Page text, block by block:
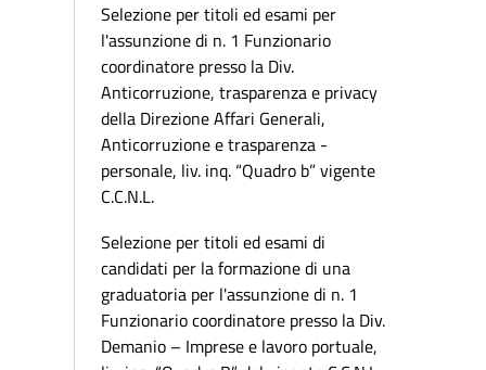
Selezione per titoli ed esami per
l'assunzione di n. 1 Funzionario
coordinatore presso la Div.
Anticorruzione, trasparenza e privacy
della Direzione Affari Generali,
Anticorruzione e trasparenza -
personale, liv. inq. “Quadro b” vigente
C.C.N.L.
Selezione per titoli ed esami di
candidati per la formazione di una
graduatoria per l'assunzione di n. 1
Funzionario coordinatore presso la Div.
Demanio – Imprese e lavoro portuale,